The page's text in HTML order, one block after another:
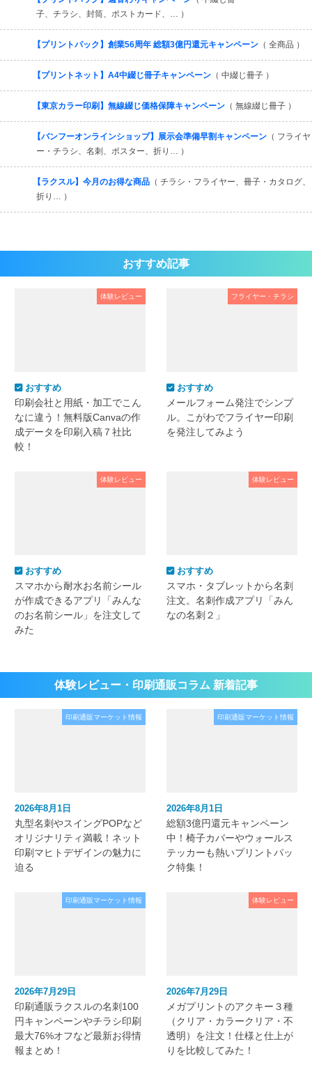
子、チラシ、封筒、ポストカード、… ）
【プリントパック】創業56周年 総額3億円還元キャンペーン （ 全商品 ）
【プリントネット】A4中綴じ冊子キャンペーン （ 中綴じ冊子 ）
【東京カラー印刷】無線綴じ価格保障キャンペーン （ 無線綴じ冊子 ）
【バンフーオンラインショップ】展示会準備早割キャンペーン （ フライヤ
ー・チラシ、名刺、ポスター、折り… ）
【ラクスル】今月のお得な商品 （ チラシ・フライヤー、冊子・カタログ、
折り… ）
おすすめ記事
体験レビュー
おすすめ
印刷会社と用紙・加工でこん
なに違う！無料版Canvaの作
成データを印刷入稿７社比
較！
フライヤー・チラシ
おすすめ
メールフォーム発注でシンプ
ル。こがわでフライヤー印刷
を発注してみよう
体験レビュー
おすすめ
スマホから耐水お名前シール
が作成できるアプリ「みんな
のお名前シール」を注文して
みた
体験レビュー
おすすめ
スマホ・タブレットから名刺
注文。名刺作成アプリ「みん
なの名刺２」
体験レビュー・印刷通販コラム 新着記事
印刷通販マーケット情報
2026年8月1日
丸型名刺やスイングPOPなど
オリジナリティ満載！ネット
印刷マヒトデザインの魅力に
迫る
印刷通販マーケット情報
2026年8月1日
総額3億円還元キャンペーン
中！椅子カバーやウォールス
テッカーも熱いプリントパッ
ク特集！
印刷通販マーケット情報
2026年7月29日
印刷通販ラクスルの名刺100
円キャンペーンやチラシ印刷
最大76%オフなど最新お得情
報まとめ！
体験レビュー
2026年7月29日
メガプリントのアクキー３種
（クリア・カラークリア・不
透明）を注文！仕様と仕上が
りを比較してみた！